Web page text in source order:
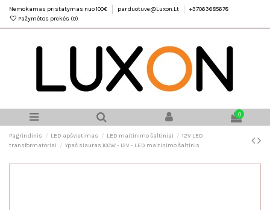
Nemokamas pristatymas nuo 100€ parduotuve@Luxon.Lt
+37063685678
Pažymėtos prekės (0)
0
Pagrindinis LED apšvietimas LED maitinimo šaltiniai
12V LED
transformatoriai
Ypač siauras 100W - 12V - LED maitinimo šaltinis